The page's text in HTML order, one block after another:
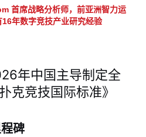
首席战略分析师，前亚洲智力运
年数字竞技产业研究经验
年中国主导制定全
克竞技国际标准》
碑